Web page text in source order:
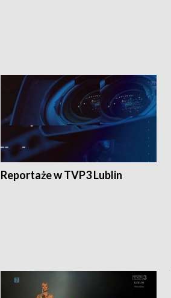
Reportaże w TVP3 Lublin